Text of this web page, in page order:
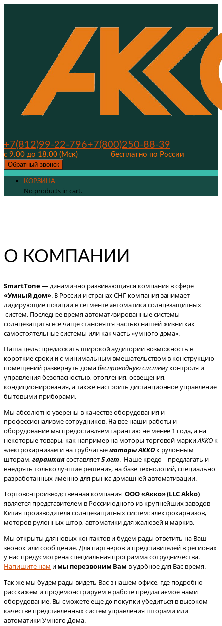
+7(812)99-22-796+7(800)250-88-39
с 9.00 до 18.00 (Мск)
бесплатно по России
Обратный звонок
КОРЗИНА
No products in cart.
О КОМПАНИИ
SmartTone— динамично развивающаяся компания в сфере
«Умный дом». В России и странах СНГ компания занимает
лидирующие позиции в сегменте автоматики солнцезащитных
систем. Последнее время автоматизированные системы
солнцезащиты все чаще становятся частью нашей жизни как
самостоятельные системы или как часть «умного дома».
Наша цель: предложить широкой аудитории возможность в
короткие сроки и с минимальным вмешательством в конструкцию
помещений развернуть домабеспроводную системуконтроля и
управления безопасностью, отопления, освещения,
кондиционирования, а также настроить дистанционное управление
бытовыми приборами.
Мы абсолютно уверены в качестве оборудования и
профессионализме сотрудников. На все наши работы и
оборудование мы предоставляем гарантию не менее 1 года, а на
некоторые товары, как например на моторы торговой маркиАККО к
электрокарнизам и на трубчатыемоторы АККО к рулонным
шторам,гарантиясоставляет5лет. Наше кредо – предлагать и
внедрять только лучшие решения, на базе технологий, специально
разработанных именно для рынка домашней автоматизации.
Торгово-производственная компания ООО «Акко» (LLC Akko)
является представителем в России одного из крупнейших заводов
Китая производителя солнцезащитных систем: электрокарнизов,
моторов рулонных штор, автоматики для жалюзей и маркиз.
Мы открыты для новых контактов и будем рады ответить на Ваш
звонок или сообщение. Для партнеров и представителей в регионах
у нас предусмотрена специальная программа сотрудничества.
Напишите нам и мы перезвоним Вам в удобное для Вас время.
Так же мы будем рады видеть Вас в нашем офисе, где подробно
расскажем и продемонстрируем в работе предлагаемое нами
оборудование. Вы сможете еще до покупки убедиться в высоком
качестве представленных систем управления шторами или
автоматики Умного Дома.